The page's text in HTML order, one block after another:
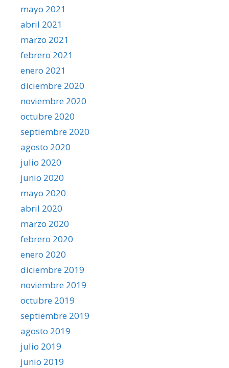
mayo 2021
abril 2021
marzo 2021
febrero 2021
enero 2021
diciembre 2020
noviembre 2020
octubre 2020
septiembre 2020
agosto 2020
julio 2020
junio 2020
mayo 2020
abril 2020
marzo 2020
febrero 2020
enero 2020
diciembre 2019
noviembre 2019
octubre 2019
septiembre 2019
agosto 2019
julio 2019
junio 2019